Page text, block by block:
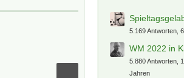
5.169 Antworten,
WM 2022 in
5.880 Antworten,
Jahren